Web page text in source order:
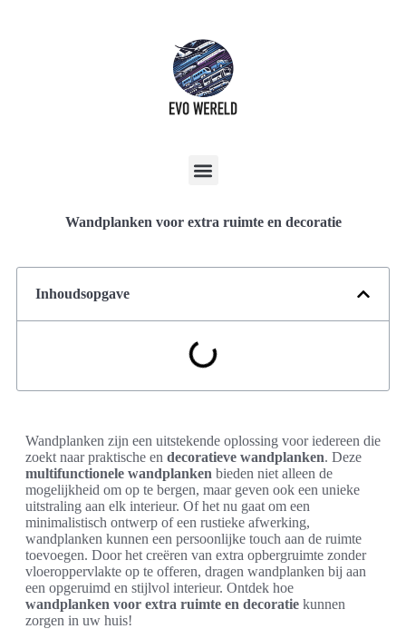
Wandplanken voor extra ruimte en decoratie
Inhoudsopgave
Wandplanken zijn een uitstekende oplossing voor iedereen die
zoekt naar praktische en decoratieve wandplanken. Deze
multifunctionele wandplanken bieden niet alleen de
mogelijkheid om op te bergen, maar geven ook een unieke
uitstraling aan elk interieur. Of het nu gaat om een
minimalistisch ontwerp of een rustieke afwerking,
wandplanken kunnen een persoonlijke touch aan de ruimte
toevoegen. Door het creëren van extra opbergruimte zonder
vloeroppervlakte op te offeren, dragen wandplanken bij aan
een opgeruimd en stijlvol interieur. Ontdek hoe
wandplanken voor extra ruimte en decoratie kunnen
zorgen in uw huis!